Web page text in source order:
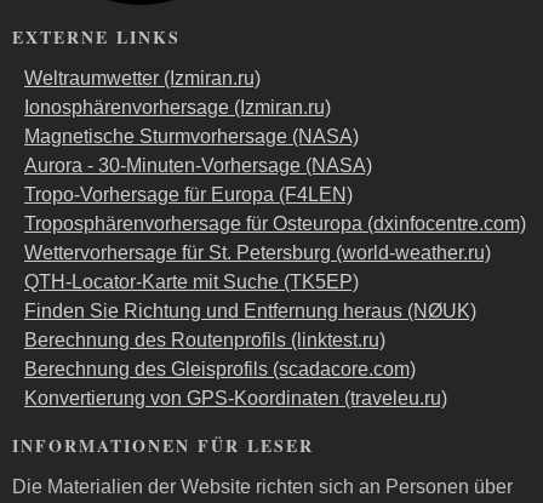
EXTERNE LINKS
Weltraumwetter (Izmiran.ru)
Ionosphärenvorhersage (Izmiran.ru)
Magnetische Sturmvorhersage (NASA)
Aurora - 30-Minuten-Vorhersage (NASA)
Tropo-Vorhersage für Europa (F4LEN)
Troposphärenvorhersage für Osteuropa (dxinfocentre.com)
Wettervorhersage für St. Petersburg (world-weather.ru)
QTH-Locator-Karte mit Suche (TK5EP)
Finden Sie Richtung und Entfernung heraus (NØUK)
Berechnung des Routenprofils (linktest.ru)
Berechnung des Gleisprofils (scadacore.com)
Konvertierung von GPS-Koordinaten (traveleu.ru)
INFORMATIONEN FÜR LESER
Die Materialien der Website richten sich an Personen über